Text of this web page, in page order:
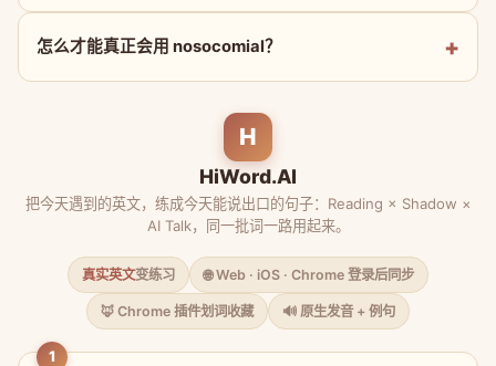
怎么才能真正会用 nosocomial？
H
HiWord.AI
把今天遇到的英文，练成今天能说出口的句子：Reading × Shadow ×
AI Talk，同一批词一路用起来。
真实英文变练习 🌐 Web · iOS · Chrome 登录后同步
🦊 Chrome 插件划词收藏 🔊 原生发音 + 例句
1